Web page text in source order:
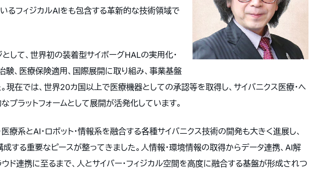
るフィジカルAIをも包含する革新的な技術領域で
して、世界初の装着型サイボーグHALの実用化・
験、医療保険適用、国際展開に取り組み、事業基盤
現在では、世界20カ国以上で医療機器としての承認等を取得し、サイバニクス医療・ヘ
プラットフォームとして展開が活発化しています。
療系とAI・ロボット・情報系を融合する各種サイバニクス技術の開発も大きく進展し、
する重要なピースが整ってきました。人情報・環境情報の取得からデータ連携、AI解
ウド連携に至るまで、人とサイバー・フィジカル空間を高度に融合する基盤が形成されつ